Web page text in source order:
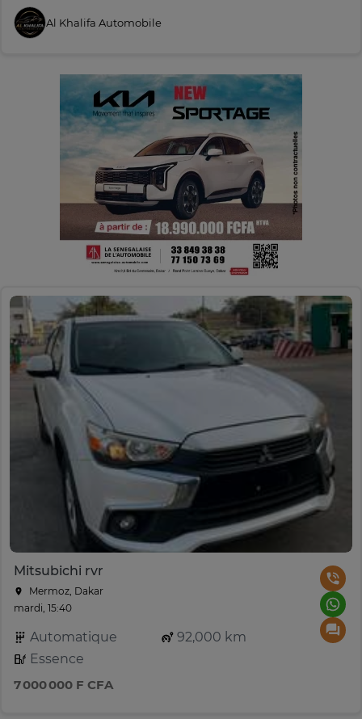
Al Khalifa Automobile
Mitsubichi rvr
Mermoz, Dakar
mardi, 15:40
Automatique
92,000 km
Essence
7 000 000 F CFA